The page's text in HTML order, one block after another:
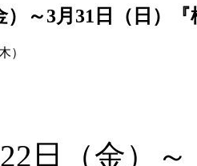
）～3月31日（日）
）